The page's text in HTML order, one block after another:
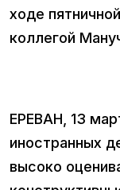
ходе
коллегой
ЕРЕВАН, 13
иностранных
высоко